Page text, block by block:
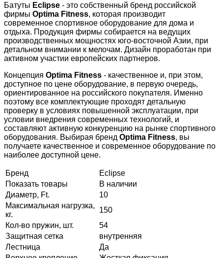
Батуты Eclipse - это собственный бренд российской
фирмы Optima Fitness, которая производит
современное спортивное оборудование для дома и
отдыха. Продукция фирмы собирается на ведущих
производственных мощностях юго-восточной Азии, при
детальном внимании к мелочам. Дизайн проработан при
активном участии европейских партнеров.
Концепция Optima Fitness - качественное и, при этом,
доступное по цене оборудование, в первую очередь,
ориентированное на российского покупателя. Именно
поэтому все комплектующие проходят детальную
проверку в условиях повышенной эксплуатации, при
условии внедрения современных технологий, и
составляют активную конкуренцию на рынке спортивного
оборудования. Выбирая бренд Optima Fitness, вы
получаете качественное и современное оборудование по
наиболее доступной цене.
Бренд
Eclipse
Показать товары
В наличии
Диаметр, Ft.
10
Максимальная нагрузка,
кг.
150
Кол-во пружин, шт.
54
Защитная сетка
внутренняя
Лестница
Да